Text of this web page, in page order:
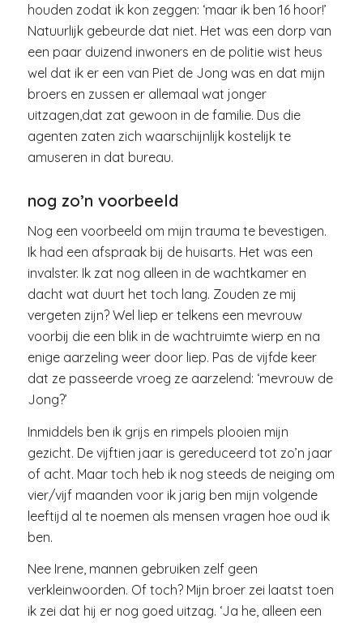
houden zodat ik kon zeggen: ‘maar ik ben 16 hoor!’
Natuurlijk gebeurde dat niet. Het was een dorp van
een paar duizend inwoners en de politie wist heus
wel dat ik er een van Piet de Jong was en dat mijn
broers en zussen er allemaal wat jonger
uitzagen,dat zat gewoon in de familie. Dus die
agenten zaten zich waarschijnlijk kostelijk te
amuseren in dat bureau.
nog zo’n voorbeeld
Nog een voorbeeld om mijn trauma te bevestigen.
Ik had een afspraak bij de huisarts. Het was een
invalster. Ik zat nog alleen in de wachtkamer en
dacht wat duurt het toch lang. Zouden ze mij
vergeten zijn? Wel liep er telkens een mevrouw
voorbij die een blik in de wachtruimte wierp en na
enige aarzeling weer door liep. Pas de vijfde keer
dat ze passeerde vroeg ze aarzelend: ‘mevrouw de
Jong?’
Inmiddels ben ik grijs en rimpels plooien mijn
gezicht. De vijftien jaar is gereduceerd tot zo’n jaar
of acht. Maar toch heb ik nog steeds de neiging om
vier/vijf maanden voor ik jarig ben mijn volgende
leeftijd al te noemen als mensen vragen hoe oud ik
ben.
Nee Irene, mannen gebruiken zelf geen
verkleinwoorden. Of toch? Mijn broer zei laatst toen
ik zei dat hij er nog goed uitzag. ‘Ja he, alleen een